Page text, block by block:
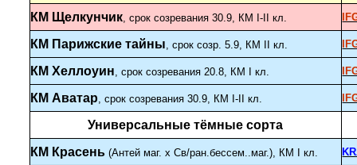
КМ Щелкунчик , срок созревания 30.9, КМ I-II кл.
КМ Парижские тайны , срок созр. 5.9, КМ II кл.
КМ Хеллоуин , срок созревания 20.8, КМ I кл.
КМ Аватар , срок созревания 30.9, КМ I-II кл.
Универсальные тёмные сорта
КМ Красень(Антей маг. х Св/ран.бессем..маг.), КМ I кл.